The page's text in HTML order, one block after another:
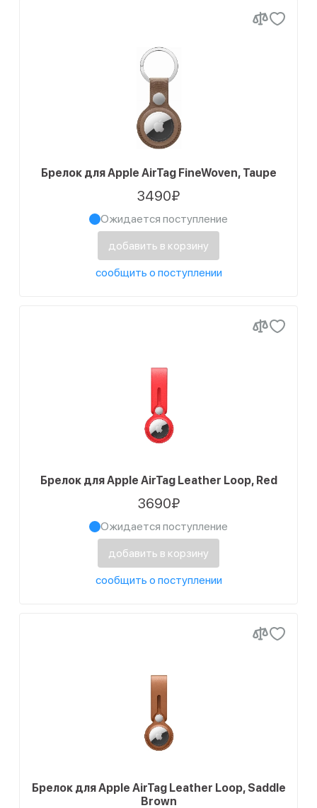
Брелок для Apple AirTag FineWoven, Taupe
3490₽
Ожидается поступление
добавить в корзину
сообщить о поступлении
Брелок для Apple AirTag Leather Loop, Red
3690₽
Ожидается поступление
добавить в корзину
сообщить о поступлении
Брелок для Apple AirTag Leather Loop, Saddle
Brown